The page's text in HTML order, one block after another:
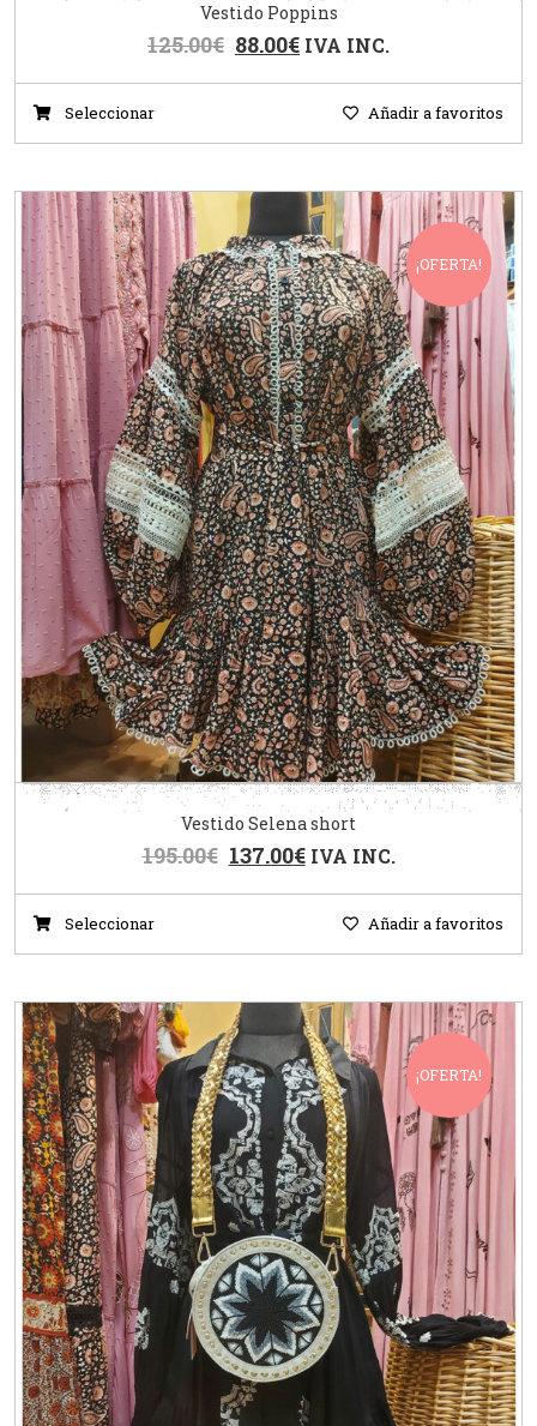
Vestido Poppins
125.00€ 88.00€ IVA INC.
Seleccionar Añadir a favoritos
¡OFERTA!
Vestido Selena short
195.00€ 137.00€ IVA INC.
Seleccionar Añadir a favoritos
¡OFERTA!